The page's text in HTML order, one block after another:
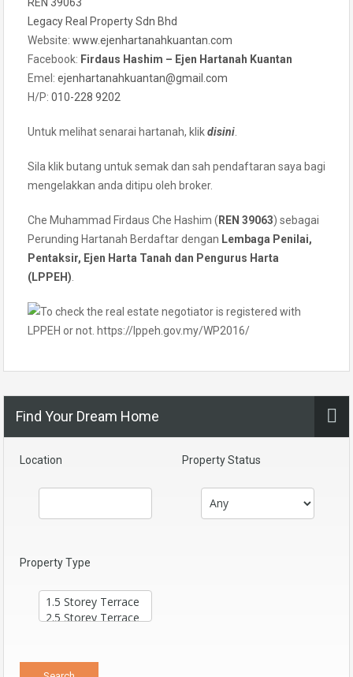
Legacy Real Property Sdn Bhd
Website: www.ejenhartanahkuantan.com
Facebook: Firdaus Hashim – Ejen Hartanah Kuantan
Emel: ejenhartanahkuantan@gmail com
H/P: 010-228 9202
Untuk melihat senarai hartanah, klikdisini
Sila klik butang untuk semak dan sah pendaftaran saya bagi
mengelakkan anda ditipu oleh broker.
Che Muhammad Firdaus Che Hashim ( REN 39063) sebagai
Perunding Hartanah Berdaftar dengan Lembaga Penilai,
Pentaksir, Ejen Harta Tanah dan Pengurus Harta
(LPPEH)
Find Your Dream Home
Location Property Status
Property Type